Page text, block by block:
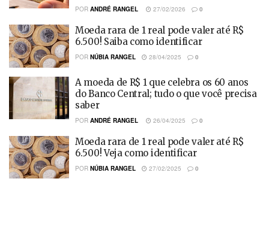
POR ANDRÉ RANGEL 27/02/2026 0
Moeda rara de 1 real pode valer até R$
6.500! Saiba como identificar
POR NÚBIA RANGEL 28/04/2025 0
A moeda de R$ 1 que celebra os 60 anos
do Banco Central; tudo o que você precisa
saber
POR ANDRÉ RANGEL 26/04/2025 0
Moeda rara de 1 real pode valer até R$
6.500! Veja como identificar
POR NÚBIA RANGEL 27/02/2025 0